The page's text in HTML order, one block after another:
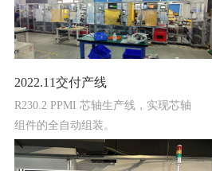
2022.11交付产线
R230.2 PPMI 芯轴生产线，实现芯轴
组件的全自动组装。